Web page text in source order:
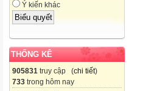
Ý kiến khác
THỐNG KÊ
905831 truy cập (chi tiết)
733 trong hôm nay